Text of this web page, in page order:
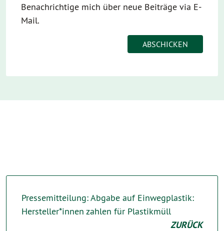
Benachrichtige mich über neue Beiträge via E-
Mail.
Pressemitteilung: Abgabe auf Einwegplastik:
Hersteller*innen zahlen für Plastikmüll
ZURÜCK